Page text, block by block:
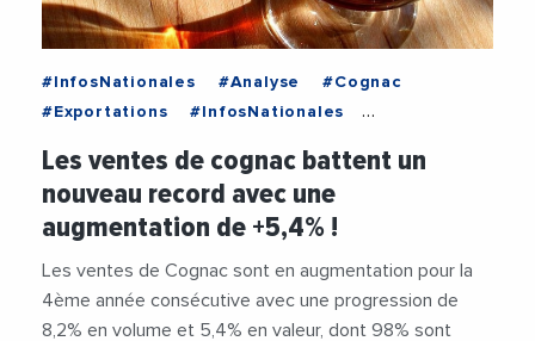
#InfosNationales #Analyse
#Cognac
#Exportations
#InfosNationales
Les ventes de cognac battent un
nouveau record avec une
augmentation de +5,4% !
Les ventes de Cognac sont en augmentation pour la
4ème année consécutive avec une progression de
8,2% en volume et 5,4% en valeur, dont 98% sont